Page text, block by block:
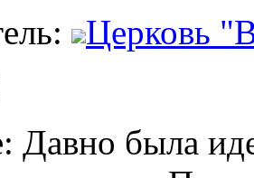
Церковь
Давно была